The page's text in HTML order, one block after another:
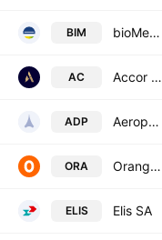
BIM bioMerieux SA
AC Accor SA
ADP Aeroports de Paris
ORA Orange SA
ELIS Elis SA